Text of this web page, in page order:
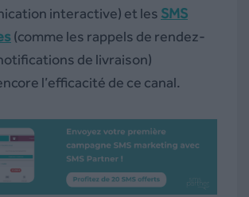
interactive) et les SMS
(comme les rappels de rendez-
de livraison)
l’efficacité de ce canal.